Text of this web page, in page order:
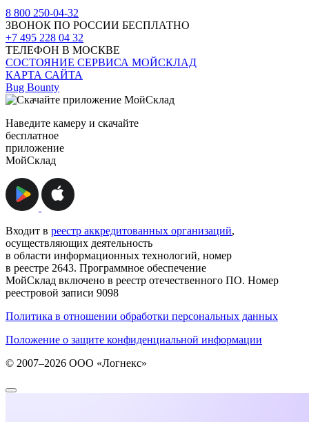
8 800 250-04-32
ЗВОНОК ПО РОССИИ БЕСПЛАТНО
+7 495 228 04 32
ТЕЛЕФОН В МОСКВЕ
СОСТОЯНИЕ СЕРВИСА МОЙСКЛАД
КАРТА САЙТА
Bug Bounty
Наведите камеру и скачайте
бесплатное
приложение
МойСклад
Входит в реестр аккредитованных организаций,
осуществляющих деятельность
в области информационных технологий, номер
в реестре 2643. Программное обеспечение
МойСклад включено в реестр отечественного ПО. Номер
реестровой записи 9098
Политика в отношении обработки персональных данных
Положение о защите конфиденциальной информации
© 2007–2026 ООО «Логнекс»